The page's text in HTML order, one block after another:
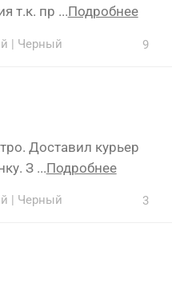
т.к. пр ...Подробнее
| Черный 9
Доставил курьер
З ...Подробнее
Черный 3